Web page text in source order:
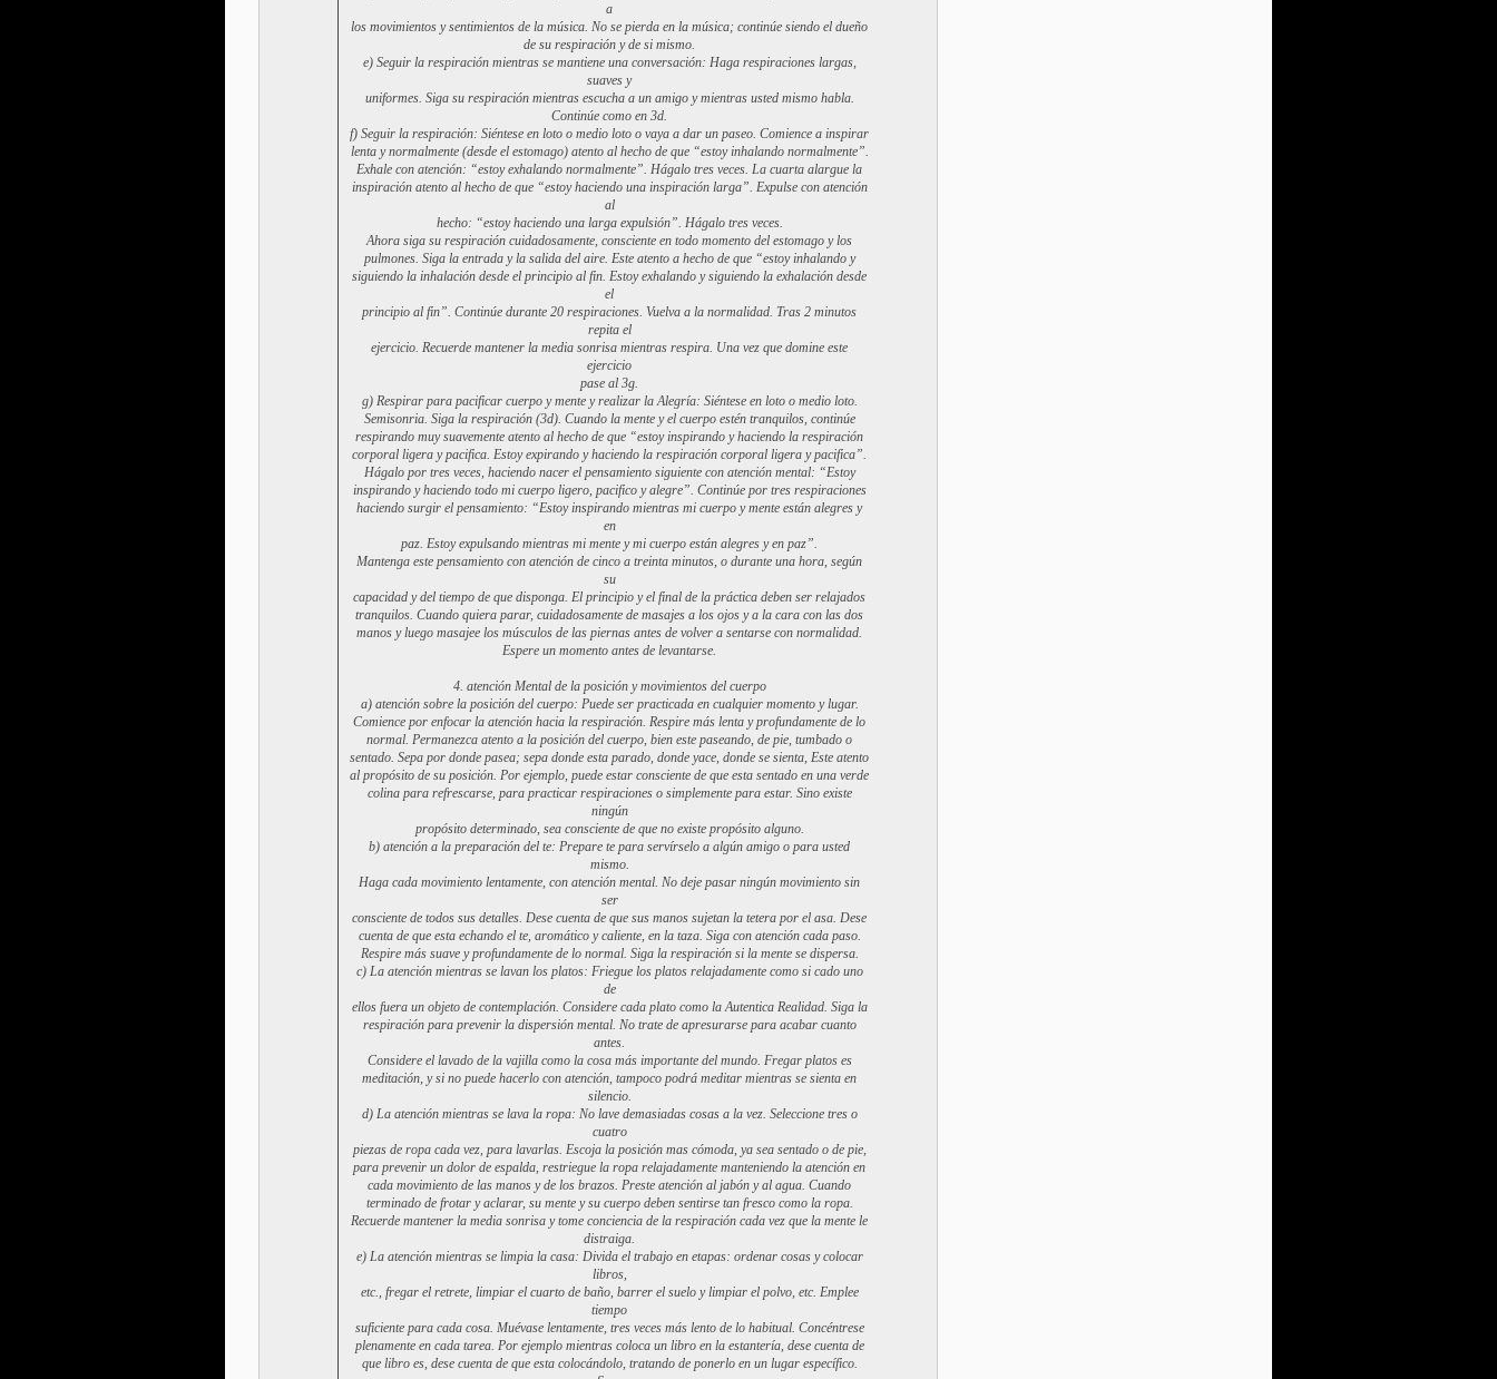
a
los movimientos y sentimientos de la música. No se pierda en la música; continúe siendo el dueño
de su respiración y de si mismo.
e) Seguir la respiración mientras se mantiene una conversación: Haga respiraciones largas,
suaves y
uniformes. Siga su respiración mientras escucha a un amigo y mientras usted mismo habla.
Continúe como en 3d.
f) Seguir la respiración: Siéntese en loto o medio loto o vaya a dar un paseo. Comience a inspirar
lenta y normalmente (desde el estomago) atento al hecho de que “estoy inhalando normalmente”.
Exhale con atención: “estoy exhalando normalmente”. Hágalo tres veces. La cuarta alargue la
inspiración atento al hecho de que “estoy haciendo una inspiración larga”. Expulse con atención
al
hecho: “estoy haciendo una larga expulsión”. Hágalo tres veces.
Ahora siga su respiración cuidadosamente, consciente en todo momento del estomago y los
pulmones. Siga la entrada y la salida del aire. Este atento a hecho de que “estoy inhalando y
siguiendo la inhalación desde el principio al fin. Estoy exhalando y siguiendo la exhalación desde
el
principio al fin”. Continúe durante 20 respiraciones. Vuelva a la normalidad. Tras 2 minutos
repita el
ejercicio. Recuerde mantener la media sonrisa mientras respira. Una vez que domine este
ejercicio
pase al 3g.
g) Respirar para pacificar cuerpo y mente y realizar la Alegría: Siéntese en loto o medio loto.
Semisonria. Siga la respiración (3d). Cuando la mente y el cuerpo estén tranquilos, continúe
respirando muy suavemente atento al hecho de que “estoy inspirando y haciendo la respiración
corporal ligera y pacifica. Estoy expirando y haciendo la respiración corporal ligera y pacifica”.
Hágalo por tres veces, haciendo nacer el pensamiento siguiente con atención mental: “Estoy
inspirando y haciendo todo mi cuerpo ligero, pacifico y alegre”. Continúe por tres respiraciones
haciendo surgir el pensamiento: “Estoy inspirando mientras mi cuerpo y mente están alegres y
en
paz. Estoy expulsando mientras mi mente y mi cuerpo están alegres y en paz”.
Mantenga este pensamiento con atención de cinco a treinta minutos, o durante una hora, según
su
capacidad y del tiempo de que disponga. El principio y el final de la práctica deben ser relajados
tranquilos. Cuando quiera parar, cuidadosamente de masajes a los ojos y a la cara con las dos
manos y luego masajee los músculos de las piernas antes de volver a sentarse con normalidad.
Espere un momento antes de levantarse.
4. atención Mental de la posición y movimientos del cuerpo
a) atención sobre la posición del cuerpo: Puede ser practicada en cualquier momento y lugar.
Comience por enfocar la atención hacia la respiración. Respire más lenta y profundamente de lo
normal. Permanezca atento a la posición del cuerpo, bien este paseando, de pie, tumbado o
sentado. Sepa por donde pasea; sepa donde esta parado, donde yace, donde se sienta, Este atento
al propósito de su posición. Por ejemplo, puede estar consciente de que esta sentado en una verde
colina para refrescarse, para practicar respiraciones o simplemente para estar. Sino existe
ningún
propósito determinado, sea consciente de que no existe propósito alguno.
b) atención a la preparación del te: Prepare te para servírselo a algún amigo o para usted
mismo.
Haga cada movimiento lentamente, con atención mental. No deje pasar ningún movimiento sin
ser
consciente de todos sus detalles. Dese cuenta de que sus manos sujetan la tetera por el asa. Dese
cuenta de que esta echando el te, aromático y caliente, en la taza. Siga con atención cada paso.
Respire más suave y profundamente de lo normal. Siga la respiración si la mente se dispersa.
c) La atención mientras se lavan los platos: Friegue los platos relajadamente como si cado uno
de
ellos fuera un objeto de contemplación. Considere cada plato como la Autentica Realidad. Siga la
respiración para prevenir la dispersión mental. No trate de apresurarse para acabar cuanto
antes.
Considere el lavado de la vajilla como la cosa más importante del mundo. Fregar platos es
meditación, y si no puede hacerlo con atención, tampoco podrá meditar mientras se sienta en
silencio.
d) La atención mientras se lava la ropa: No lave demasiadas cosas a la vez. Seleccione tres o
cuatro
piezas de ropa cada vez, para lavarlas. Escoja la posición mas cómoda, ya sea sentado o de pie,
para prevenir un dolor de espalda, restriegue la ropa relajadamente manteniendo la atención en
cada movimiento de las manos y de los brazos. Preste atención al jabón y al agua. Cuando
terminado de frotar y aclarar, su mente y su cuerpo deben sentirse tan fresco como la ropa.
Recuerde mantener la media sonrisa y tome conciencia de la respiración cada vez que la mente le
distraiga.
e) La atención mientras se limpia la casa: Divida el trabajo en etapas: ordenar cosas y colocar
libros,
etc., fregar el retrete, limpiar el cuarto de baño, barrer el suelo y limpiar el polvo, etc. Emplee
tiempo
suficiente para cada cosa. Muévase lentamente, tres veces más lento de lo habitual. Concéntrese
plenamente en cada tarea. Por ejemplo mientras coloca un libro en la estantería, dese cuenta de
que libro es, dese cuenta de que esta colocándolo, tratando de ponerlo en un lugar específico.